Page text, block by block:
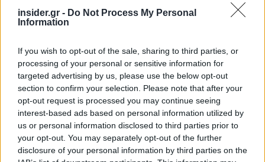
insider.gr - Do Not Process My Personal
Information
If you wish to opt-out of the sale, sharing to third parties, or
processing of your personal or sensitive information for
targeted advertising by us, please use the below opt-out
section to confirm your selection. Please note that after your
opt-out request is processed you may continue seeing
interest-based ads based on personal information utilized by
us or personal information disclosed to third parties prior to
your opt-out. You may separately opt-out of the further
disclosure of your personal information by third parties on the
Δεύτερον, πρέπει να θεσμοθετηθεί άμεσα ένα
πλήρως λειτουργικό και αυτοματοποιημένο
σύστημα συμψηφισμού μεταξύ οφειλών
επιχειρήσεων προς τα ασφαλιστικά ταμεία και
ληξιπρόθεσμων απαιτήσεων που έχουν οι ίδιες
επιχειρήσεις από το Δημόσιο. Δεν είναι λογικό